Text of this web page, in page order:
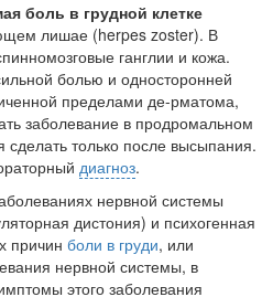
осложнений от...
с детьми в
Соответствующий
законопроект внесен в
палату на
рассмотрение. Суть его
заключается в
нахождении одного из
боль в грудной клетке
лишае (herpes zoster). В
ганглии и кожа.
бо­лью и односторонней
пределами де-рматома,
заболевание в продромальном
сделать только после высыпания.
диагноз.
нервной системы
дистония) и психогенная
причин боли в груди, или
нервной системы, в
этого заболевания